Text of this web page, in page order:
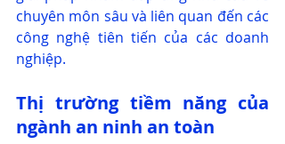
chuyên môn sâu và liên quan đến các
công nghệ tiên tiến của các doanh
nghiệp.
Thị trường tiềm năng của
ngành an ninh an toàn